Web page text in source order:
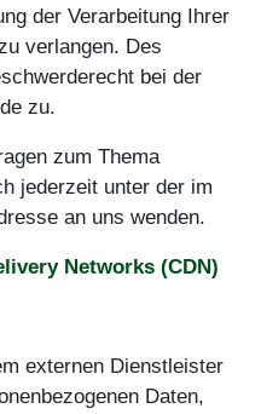
der Verarbeitung Ihrer
verlangen. Des
bei der
zu.
zum Thema
jederzeit unter der im
an uns wenden.
Networks (CDN)
externen Dienstleister
Daten,